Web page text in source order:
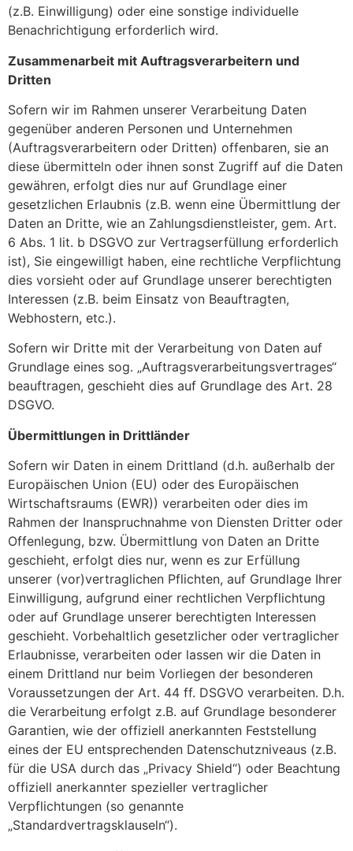
(z.B. Einwilligung) oder eine sonstige individuelle
Benachrichtigung erforderlich wird.
Zusammenarbeit mit Auftragsverarbeitern und
Dritten
Sofern wir im Rahmen unserer Verarbeitung Daten
gegenüber anderen Personen und Unternehmen
(Auftragsverarbeitern oder Dritten) offenbaren, sie an
diese übermitteln oder ihnen sonst Zugriff auf die Daten
gewähren, erfolgt dies nur auf Grundlage einer
gesetzlichen Erlaubnis (z.B. wenn eine Übermittlung der
Daten an Dritte, wie an Zahlungsdienstleister, gem. Art.
6 Abs. 1 lit. b DSGVO zur Vertragserfüllung erforderlich
ist), Sie eingewilligt haben, eine rechtliche Verpflichtung
dies vorsieht oder auf Grundlage unserer berechtigten
Interessen (z.B. beim Einsatz von Beauftragten,
Webhostern, etc.).
Sofern wir Dritte mit der Verarbeitung von Daten auf
Grundlage eines sog. „Auftragsverarbeitungsvertrages“
beauftragen, geschieht dies auf Grundlage des Art. 28
DSGVO.
Übermittlungen in Drittländer
Sofern wir Daten in einem Drittland (d.h. außerhalb der
Europäischen Union (EU) oder des Europäischen
Wirtschaftsraums (EWR)) verarbeiten oder dies im
Rahmen der Inanspruchnahme von Diensten Dritter oder
Offenlegung, bzw. Übermittlung von Daten an Dritte
geschieht, erfolgt dies nur, wenn es zur Erfüllung
unserer (vor)vertraglichen Pflichten, auf Grundlage Ihrer
Einwilligung, aufgrund einer rechtlichen Verpflichtung
oder auf Grundlage unserer berechtigten Interessen
geschieht. Vorbehaltlich gesetzlicher oder vertraglicher
Erlaubnisse, verarbeiten oder lassen wir die Daten in
einem Drittland nur beim Vorliegen der besonderen
Voraussetzungen der Art. 44 ff. DSGVO verarbeiten. D.h.
die Verarbeitung erfolgt z.B. auf Grundlage besonderer
Garantien, wie der offiziell anerkannten Feststellung
eines der EU entsprechenden Datenschutzniveaus (z.B.
für die USA durch das „Privacy Shield“) oder Beachtung
offiziell anerkannter spezieller vertraglicher
Verpflichtungen (so genannte
„Standardvertragsklauseln“).